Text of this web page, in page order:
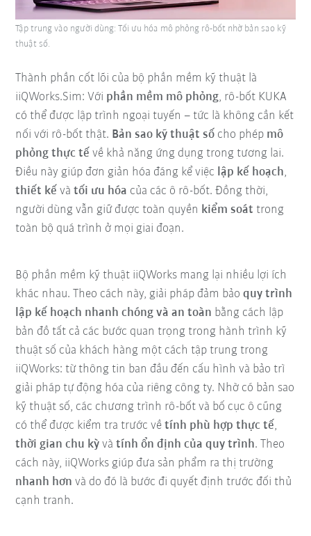
Thành phần cốt lõi của bộ phần mềm kỹ thuật là
iiQWorks.Sim: Với phần mềm mô phỏng, rô-bốt KUKA
có thể được lập trình ngoại tuyến – tức là không cần kết
nối với rô-bốt thật. Bản sao kỹ thuật số cho phép mô
phỏng thực tế về khả năng ứng dụng trong tương lai.
Điều này giúp đơn giản hóa đáng kể việc lập kế hoạch,
thiết kế vàtối ưu hóa của các ô rô-bốt. Đồng thời,
người dùng vẫn giữ được toàn quyền kiểm soát trong
toàn bộ quá trình ở mọi giai đoạn.
Tập trung vào người dùng: Tối ưu hóa mô phỏng rô-bốt nhờ bản sao kỹ
thuật số.
Bộ phần mềm kỹ thuật iiQWorks mang lại nhiều lợi ích
khác nhau. Theo cách này, giải pháp đảm bảoquy trình
lập kế hoạch nhanh chóng và an toàn bằng cách lập
bản đồ tất cả các bước quan trọng trong hành trình kỹ
thuật số của khách hàng một cách tập trung trong
iiQWorks: từ thông tin ban đầu đến cấu hình và bảo trì
giải pháp tự động hóa của riêng công ty. Nhờ có bản sao
kỹ thuật số, các chương trình rô-bốt và bố cục ô cũng
có thể được kiểm tra trước vềtính phù hợp thực tế,
thời gian chu kỳ vàtính ổn định của quy trình. Theo
cách này, iiQWorks giúp đưa sản phẩm ra thị trường
nhanh hơn và do đó là bước đi quyết định trước đối thủ
cạnh tranh.